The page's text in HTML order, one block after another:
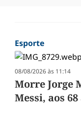
Esporte
08/08/2026 às 11:14
Morre Jorge
Messi, aos 68